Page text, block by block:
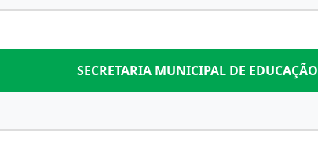
SECRETARIA MUNICIPAL DE EDUCAÇÃO